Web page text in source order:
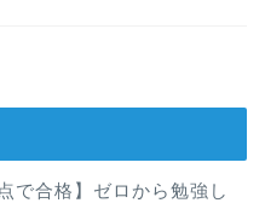
で合格】ゼロから勉強し